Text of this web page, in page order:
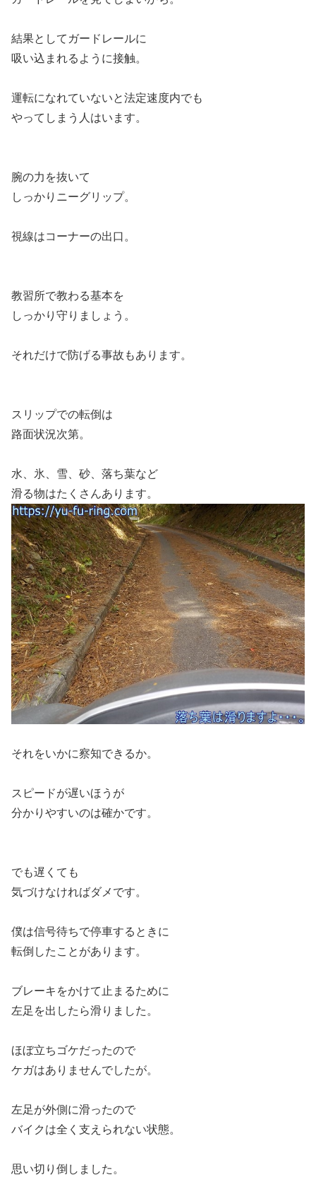
結果としてガードレールに
吸い込まれるように接触。
運転になれていないと法定速度内でも
やってしまう人はいます。
腕の力を抜いて
しっかりニーグリップ。
視線はコーナーの出口。
教習所で教わる基本を
しっかり守りましょう。
それだけで防げる事故もあります。
スリップでの転倒は
路面状況次第。
水、氷、雪、砂、落ち葉など
滑る物はたくさんあります。
それをいかに察知できるか。
スピードが遅いほうが
分かりやすいのは確かです。
でも遅くても
気づけなければダメです。
僕は信号待ちで停車するときに
転倒したことがあります。
ブレーキをかけて止まるために
左足を出したら滑りました。
ほぼ立ちゴケだったので
ケガはありませんでしたが。
左足が外側に滑ったので
バイクは全く支えられない状態。
思い切り倒しました。